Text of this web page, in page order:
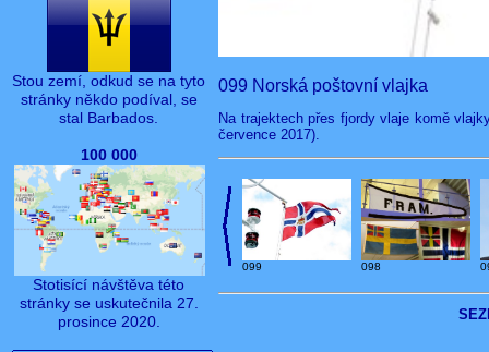
Stou zemí, odkud se na tyto
stránky někdo podíval, se
stal Barbados.
100 000
Stotisící návštěva této
stránky se uskutečnila 27.
prosince 2020.
099 Norská poštovní vlajka
Na trajektech přes fjordy vlaje komě
července 2017).
099 098